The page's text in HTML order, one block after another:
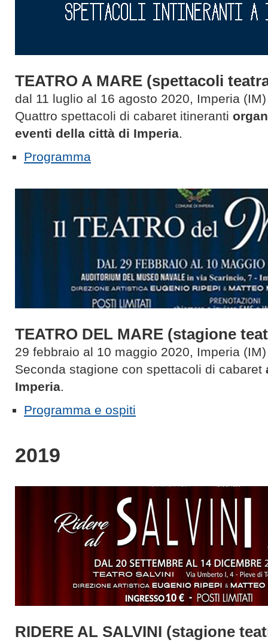
TEATRO A MARE (spettacoli
dal 11 luglio al 16 agosto 2020, Imperia (IM)
Quattro spettacoli di cabaret itineranti
eventi della città di Imperia.
Programma
TEATRO DEL MARE (stagione
29 febbraio al 10 maggio 2020, Imperia (IM)
Seconda stagione con spettacoli di cabaret
Imperia.
Programma e ospiti
2019
RIDERE AL SALVINI (stagione